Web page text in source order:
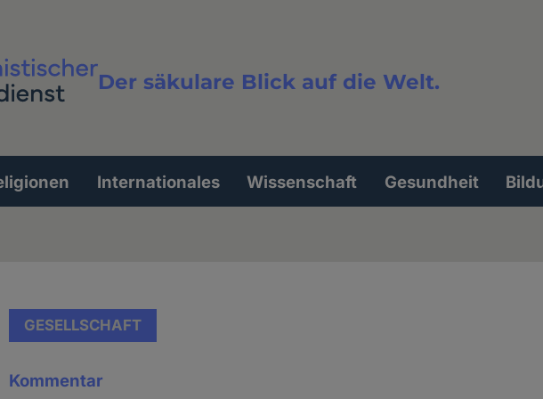
Der säkulare Blick auf die Welt.
Volltextsuche
Internationales Wissenschaft Gesundheit
GESELLSCHAFT
Kommentar